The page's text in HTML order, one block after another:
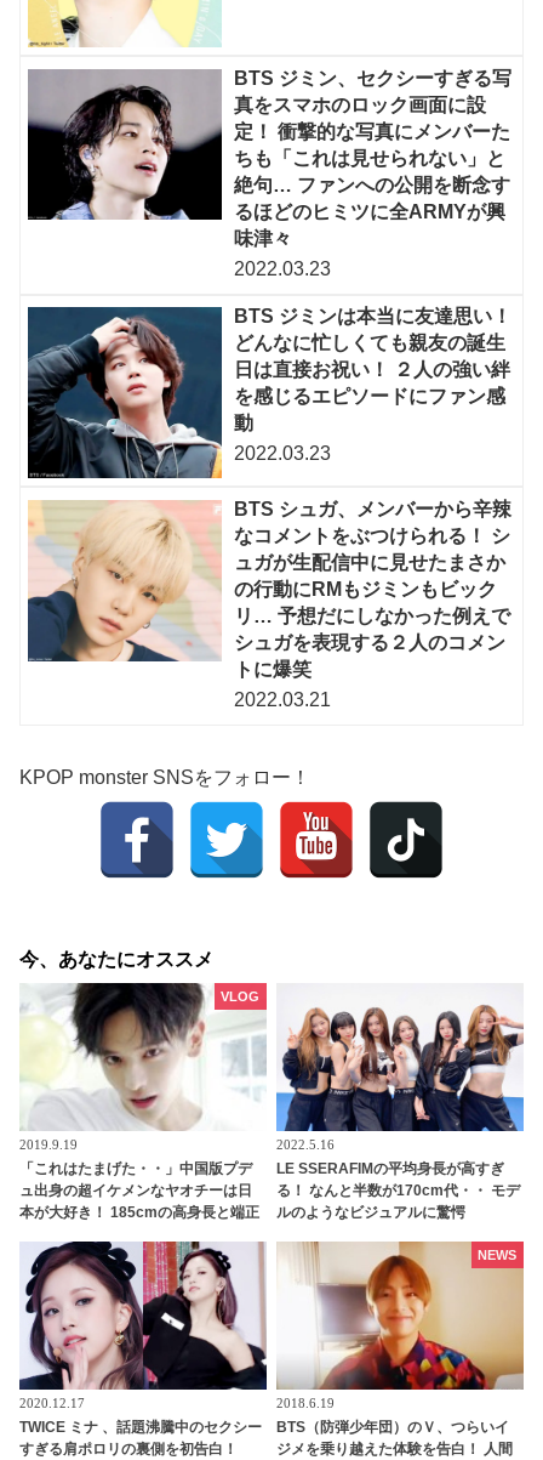
BTS ジミン、セクシーすぎる写
真をスマホのロック画面に設
定！ 衝撃的な写真にメンバーた
ちも「これは見せられない」と
絶句… ファンへの公開を断念す
るほどのヒミツに全ARMYが興
味津々
2022.03.23
BTS ジミンは本当に友達思い！
どんなに忙しくても親友の誕生
日は直接お祝い！ ２人の強い絆
を感じるエピソードにファン感
動
2022.03.23
BTS シュガ、メンバーから辛辣
なコメントをぶつけられる！ シ
ュガが生配信中に見せたまさか
の行動にRMもジミンもビック
リ… 予想だにしなかった例えで
シュガを表現する２人のコメン
トに爆笑
2022.03.21
KPOP monster SNSをフォロー！
今、あなたにオススメ
2019.9.19
「これはたまげた・・」中国版プデ
ュ出身の超イケメンなヤオチーは日
本が大好き！ 185cmの高身長と端正
VLOG
2022.5.16
LE SSERAFIMの平均身長が高すぎ
る！ なんと半数が170cm代・・ モデ
ルのようなビジュアルに驚愕
2020.12.17
TWICE ミナ 、話題沸騰中のセクシー
すぎる肩ポロリの裏側を初告白！
2018.6.19
BTS（防弾少年団）のＶ、つらいイ
ジメを乗り越えた体験を告白！ 人間
NEWS